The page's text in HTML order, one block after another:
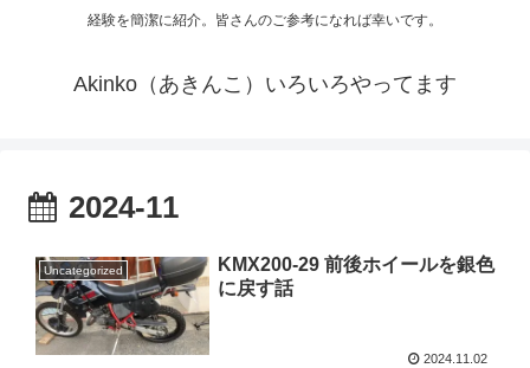
経験を簡潔に紹介。皆さんのご参考になれば幸いです。
Akinko（あきんこ）いろいろやってます
2024-11
Uncategorized
KMX200-29 前後ホイールを銀色
に戻す話
2024.11.02